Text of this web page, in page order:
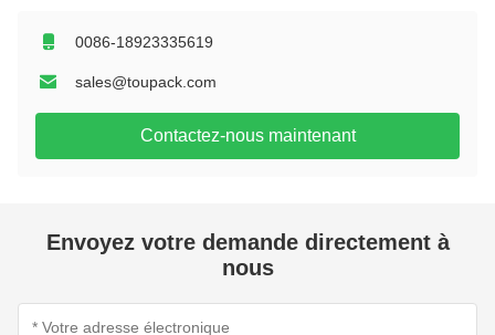
0086-18923335619
sales@toupack.com
Contactez-nous maintenant
Envoyez votre demande directement à
nous